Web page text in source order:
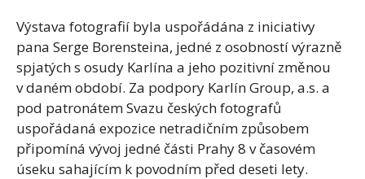
Výstava fotografií byla uspořádána z iniciativy
pana Serge Borensteina, jedné z osobností výrazně
spjatých s osudy Karlína a jeho pozitivní změnou
v daném období. Za podpory Karlín Group, a.s. a
pod patronátem Svazu českých fotografů
uspořádaná expozice netradičním způsobem
připomíná vývoj jedné části Prahy 8 v časovém
úseku sahajícím k povodním před deseti lety.